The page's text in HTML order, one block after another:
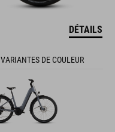
DÉTAILS
VARIANTES DE COULEUR